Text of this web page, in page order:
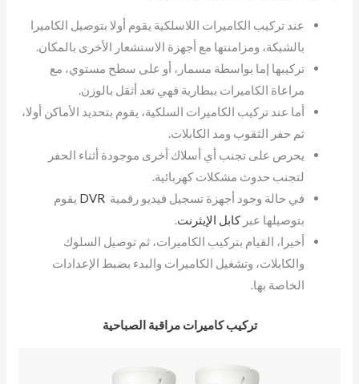
عند تركيب الكاميرات اللاسلكية يقوم أولا بتوصيل الكاميرا
بالشبكة، ومزامنتها مع أجهزة الاستشعار الأخرى بالمكان.
تركيبها إما بواسطة مسمار، أو على سطح مستوي، مع
مراعاة الكاميرات ببطارية فهي تعد أثقل بالوزن.
أما عند تركيب الكاميرات السلكية، يقوم بتحديد الأماكن أولا،
ثم حفر الثقوب ومد الكابلات.
يحرص على تجنب أي أسلاك أخرى موجودة أثناء الحفر
لتجنب حدوث مشكلات كهربائية.
في حالة وجود أجهزة تسجيل فيديو رقمية DVR يقوم
بتوصيلها عبر كابل الإيثرنت.
أخيرا، القيام بتركيب الكاميرات، ثم توصيل السلوك
والكابلات، وتشغيل الكاميرات والبدء بضبط الإعدادات
الخاصة بها.
تركيب كاميرات مراقبة الصباحية